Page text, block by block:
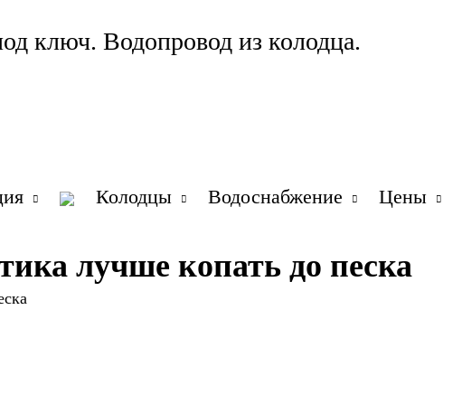
ключ. Водопровод из колодца.
Колодцы Водоснабжение Цены
лучше копать до песка